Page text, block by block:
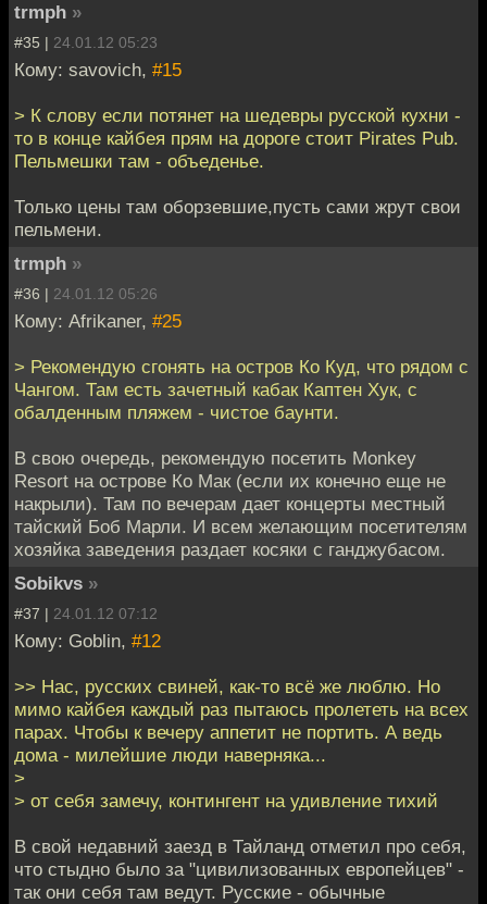
trmph »
#35 | 24.01.12 05:23
Кому: savovich, #15
> К слову если потянет на шедевры русской кухни -
то в конце кайбея прям на дороге стоит Pirates Pub.
Пельмешки там - объеденье.
Только цены там оборзевшие,пусть сами жрут свои
пельмени.
trmph »
#36 | 24.01.12 05:26
Кому: Afrikaner, #25
> Рекомендую сгонять на остров Ко Куд, что рядом с
Чангом. Там есть зачетный кабак Каптен Хук, с
обалденным пляжем - чистое баунти.
В свою очередь, рекомендую посетить Monkey
Resort на острове Ко Мак (если их конечно еще не
накрыли). Там по вечерам дает концерты местный
тайский Боб Марли. И всем желающим посетителям
хозяйка заведения раздает косяки с ганджубасом.
Sobikvs »
#37 | 24.01.12 07:12
Кому: Goblin, #12
>> Нас, русских свиней, как-то всё же люблю. Но
мимо кайбея каждый раз пытаюсь пролететь на всех
парах. Чтобы к вечеру аппетит не портить. А ведь
дома - милейшие люди наверняка...
>
> от себя замечу, контингент на удивление тихий
В свой недавний заезд в Тайланд отметил про себя,
что стыдно было за "цивилизованных европейцев" -
так они себя там ведут. Русские - обычные